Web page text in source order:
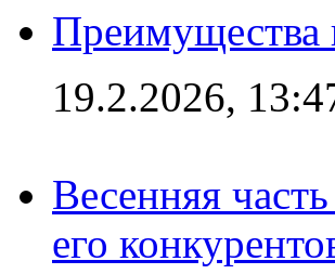
Преимущества
19.2.2026,
Весенняя
его